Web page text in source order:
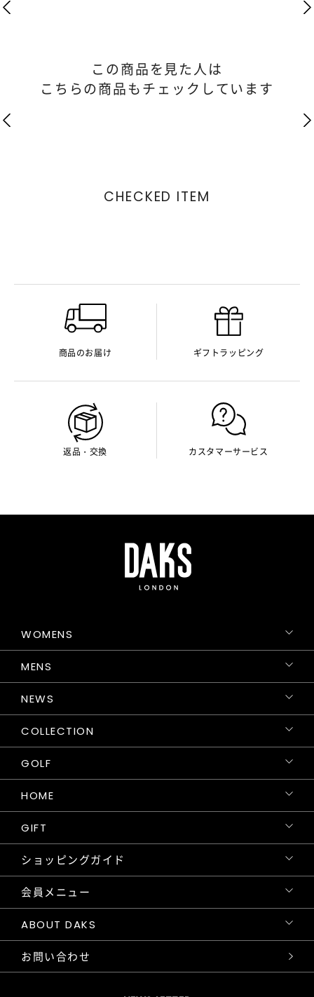
この商品を見た人は
こちらの商品もチェックしています
CHECKED ITEM
商品のお届け ギフトラッピング
返品・交換 カスタマーサービス
WOMENS
MENS
NEWS
COLLECTION
GOLF
HOME
GIFT
ショッピングガイド
会員メニュー
ABOUT DAKS
お問い合わせ